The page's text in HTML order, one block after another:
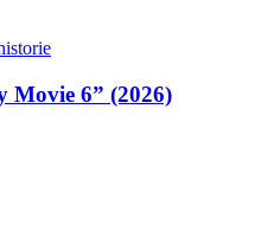
Movie 6” (2026)